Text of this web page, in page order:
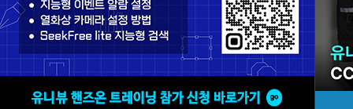
소비자 서비스